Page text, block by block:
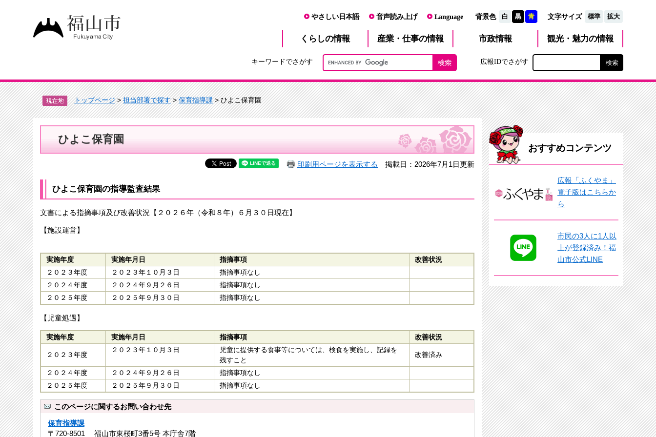
やさしい日本語 音声読み上げ Language 背景色 白 黒 青 文字サイズ 標準 拡大
くらしの情報 産業・仕事の情報 市政情報 観光・魅力の情報
キーワードでさがす 広報IDでさがす
トップページ>担当部署で探す>保育指導課> ひよこ保育園
ひよこ保育園
印刷用ページを表示する 掲載日：2026年7月1日更新
ひよこ保育園の指導監査結果
文書による指摘事項及び改善状況【２０２６年（令和８年）６月３０日現在】
【施設運営】
実施年度 実施年月日 指摘事項
改善状況
２０２３年度
２０２３年１０月３日
指摘事項なし
２０２４年度
２０２４年９月２６日
指摘事項なし
２０２５年度
２０２５年９月３０日 指摘事項なし
【児童処遇】
実施年度 実施年月日 指摘事項 改善状況
２０２３年度
２０２３年１０月３日
児童に提供する食事等については、検食を実施し、記録を
残すこと
改善済み
２０２４年度 ２０２４年９月２６日
指摘事項なし
２０２５年度
２０２５年９月３０日 指摘事項なし
このページに関するお問い合わせ先
保育指導課
〒720-8501 福山市東桜町3番5号 本庁舎7階
おすすめコンテンツ
広報「ふくやま」
電子版はこちらか
ら
市民の3人に1人以
上が登録済み！福
山市公式LINE